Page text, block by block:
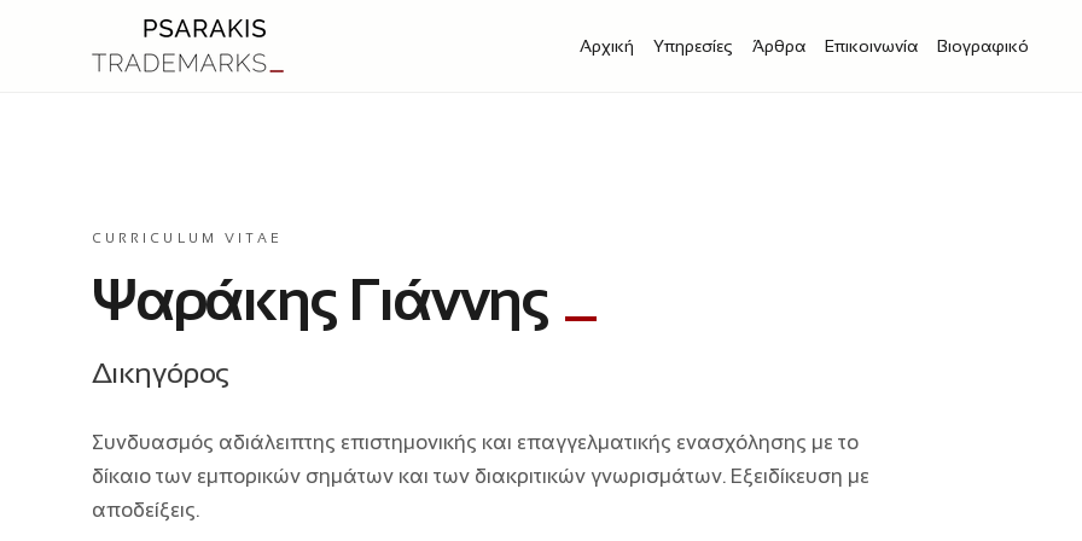
Αρχική Υπηρεσίες Άρθρα Επικοινωνία Βιογραφικό
CURRICULUM VITAE
Ψαράκης Γιάννης
Δικηγόρος
Συνδυασμός αδιάλειπτης επιστημονικής και επαγγελματικής ενασχόλησης με το
δίκαιο των εμπορικών σημάτων και των διακριτικών γνωρισμάτων. Εξειδίκευση με
αποδείξεις.